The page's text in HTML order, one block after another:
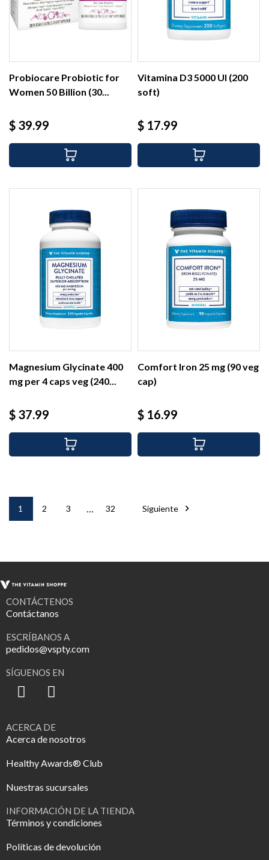
Probiocare Probiotic for
Women 50 Billion (30...
Precio
$ 39.99
Vitamina D3 5000 UI (200
soft)
Precio
$ 17.99
Magnesium Glycinate 400
mg per 4 caps veg (240...
Precio
$ 37.99
Comfort Iron 25 mg (90 veg
cap)
Precio
$ 16.99
1 2 3 … 32 Siguiente 
CONTÁCTENOS
Contáctanos
ESCRÍBANOS A
pedidos@vspty.com
SÍGUENOS EN
ACERCA DE
Acerca de nosotros
Healthy Awards® Club
Nuestras sucursales
INFORMACIÓN DE LA TIENDA
Términos y condiciones
Políticas de devolución